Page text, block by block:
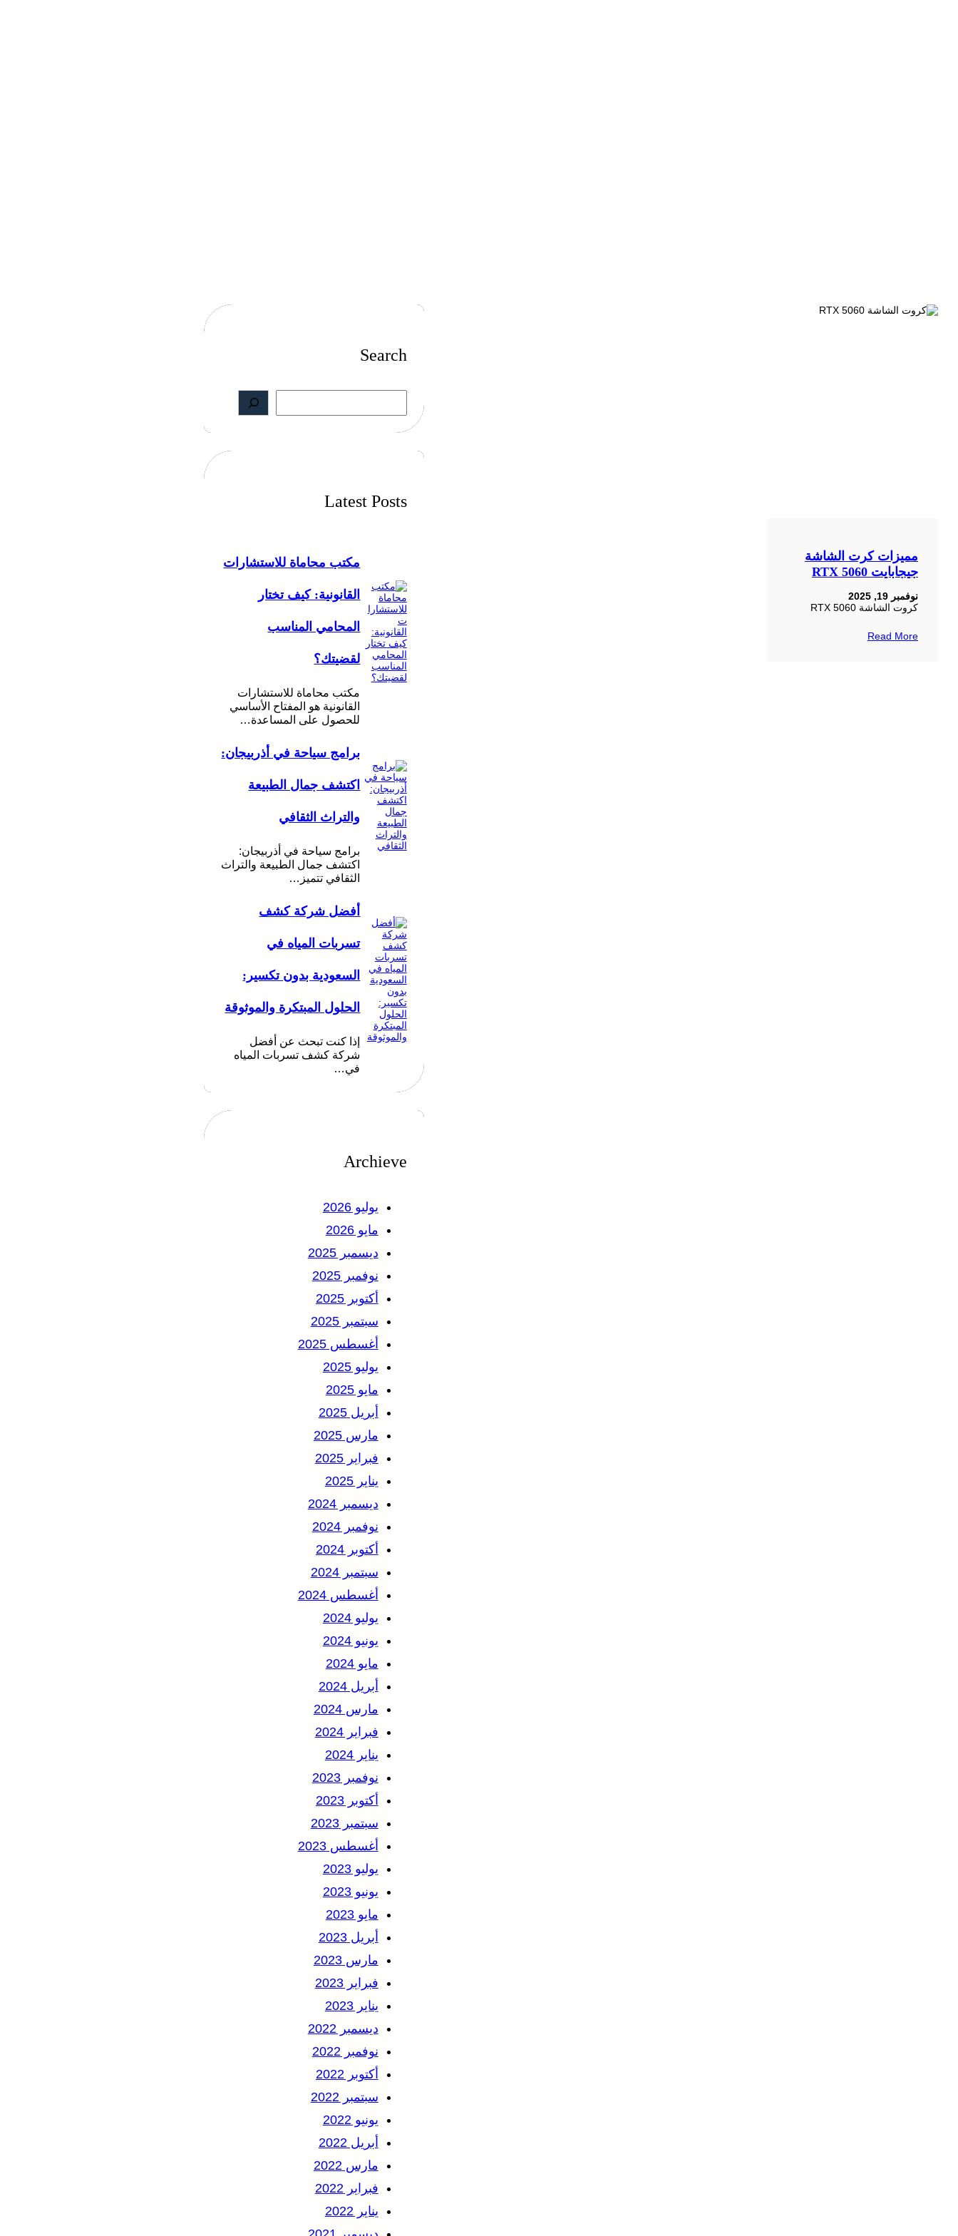
مميزات كرت الشاشة
جيجابايت RTX 5060
نوفمبر 19, 2025
كروت الشاشة RTX 5060
Read More
Search
a
r
Latest Posts
مكتب محاماة للاستشارات
القانونية: كيف تختار
المحامي المناسب
لقضيتك؟
مكتب محاماة للاستشارات
القانونية هو المفتاح الأساسي
للحصول على المساعدة…
برامج سياحة في أذربيجان:
اكتشف جمال الطبيعة
والتراث الثقافي
برامج سياحة في أذربيجان:
اكتشف جمال الطبيعة والتراث
الثقافي تتميز…
أفضل شركة كشف
تسربات المياه في
السعودية بدون تكسير:
الحلول المبتكرة والموثوقة
إذا كنت تبحث عن أفضل
شركة كشف تسربات المياه
في…
Archieve
يوليو 2026
مايو 2026
ديسمبر 2025
نوفمبر 2025
أكتوبر 2025
سبتمبر 2025
أغسطس 2025
يوليو 2025
مايو 2025
أبريل 2025
مارس 2025
فبراير 2025
يناير 2025
ديسمبر 2024
نوفمبر 2024
أكتوبر 2024
سبتمبر 2024
أغسطس 2024
يوليو 2024
يونيو 2024
مايو 2024
أبريل 2024
مارس 2024
فبراير 2024
يناير 2024
نوفمبر 2023
أكتوبر 2023
سبتمبر 2023
أغسطس 2023
يوليو 2023
يونيو 2023
مايو 2023
أبريل 2023
مارس 2023
فبراير 2023
يناير 2023
ديسمبر 2022
نوفمبر 2022
أكتوبر 2022
سبتمبر 2022
يونيو 2022
أبريل 2022
مارس 2022
فبراير 2022
يناير 2022